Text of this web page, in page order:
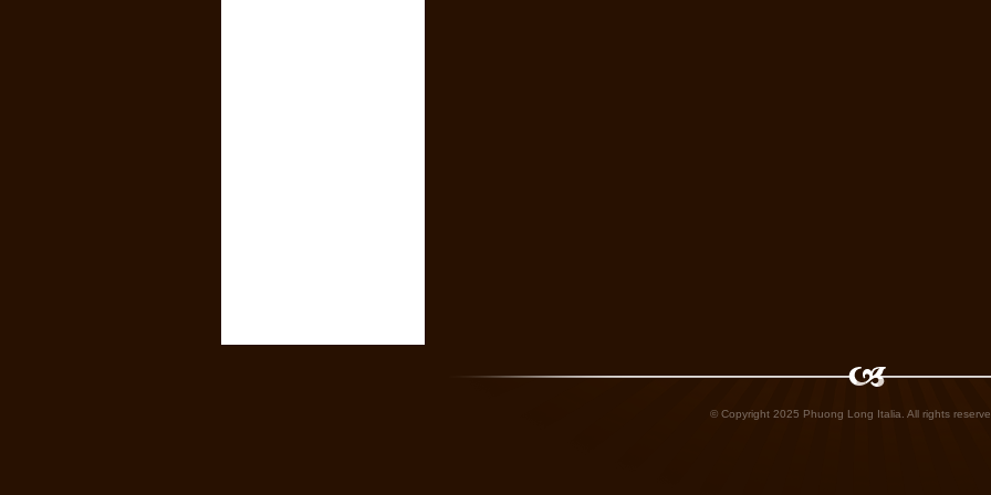
© Copyright 2025 Phuong Long Italia. All rights